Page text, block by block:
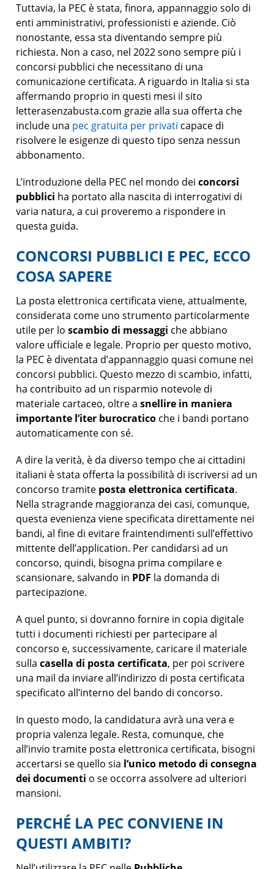
Tuttavia, la PEC è stata, finora, appannaggio solo di
enti amministrativi, professionisti e aziende. Ciò
nonostante, essa sta diventando sempre più
richiesta. Non a caso, nel 2022 sono sempre più i
concorsi pubblici che necessitano di una
comunicazione certificata. A riguardo in Italia si sta
affermando proprio in questi mesi il sito
letterasenzabusta.com grazie alla sua offerta che
include una pec gratuita per privati capace di
risolvere le esigenze di questo tipo senza nessun
abbonamento.
L’introduzione della PEC nel mondo deiconcorsi
pubblici ha portato alla nascita di interrogativi di
varia natura, a cui proveremo a rispondere in
questa guida.
CONCORSI PUBBLICI E PEC, ECCO
COSA SAPERE
La posta elettronica certificata viene, attualmente,
considerata come uno strumento particolarmente
utile per loscambio di messaggi che abbiano
valore ufficiale e legale. Proprio per questo motivo,
la PEC è diventata d’appannaggio quasi comune nei
concorsi pubblici. Questo mezzo di scambio, infatti,
ha contribuito ad un risparmio notevole di
materiale cartaceo, oltre asnellire in maniera
importante l’iter burocratico che i bandi portano
automaticamente con sé.
A dire la verità, è da diverso tempo che ai cittadini
italiani è stata offerta la possibilità di iscriversi ad un
concorso tramite posta elettronica certificata.
Nella stragrande maggioranza dei casi, comunque,
questa evenienza viene specificata direttamente nei
bandi, al fine di evitare fraintendimenti sull’effettivo
mittente dell’application. Per candidarsi ad un
concorso, quindi, bisogna prima compilare e
scansionare, salvando in PDF la domanda di
partecipazione.
A quel punto, si dovranno fornire in copia digitale
tutti i documenti richiesti per partecipare al
concorso e, successivamente, caricare il materiale
sullacasella di posta certificata, per poi scrivere
una mail da inviare all’indirizzo di posta certificata
specificato all’interno del bando di concorso.
In questo modo, la candidatura avrà una vera e
propria valenza legale. Resta, comunque, che
all’invio tramite posta elettronica certificata, bisogni
accertarsi se quello sia l’unico metodo di consegna
dei documenti o se occorra assolvere ad ulteriori
mansioni.
PERCHÉ LA PEC CONVIENE IN
QUESTI AMBITI?